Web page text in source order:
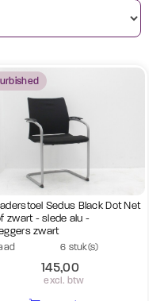
Sedus Black Dot Net
zwart - slede alu -
zwart
6 stuk(s)
145,00
excl. btw